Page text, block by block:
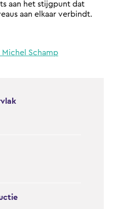
aan het stijgpunt dat
aan elkaar verbindt.
Schamp